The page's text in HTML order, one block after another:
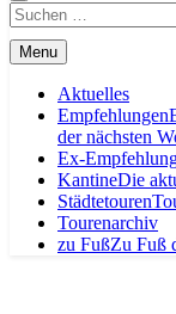
Suche
nach:
Menu
Aktuelles
Empfehlungen
der nächsten
Ex-
KantineDie
Städtetouren
Tourenarchiv
zu FußZu Fuß